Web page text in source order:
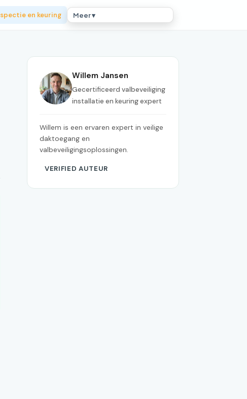
en keuring Meer ▾
Willem Jansen
Gecertificeerd valbeveiliging
installatie en keuring expert
Willem is een ervaren expert in veilige
daktoegang en
valbeveiligingsoplossingen.
VERIFIED AUTEUR